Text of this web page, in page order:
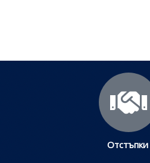
Отстъпки